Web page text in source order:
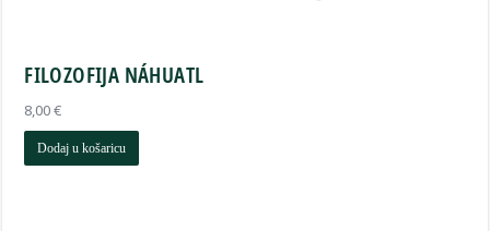
FILOZOFIJA NÁHUATL
8,00€
Dodaj u košaricu